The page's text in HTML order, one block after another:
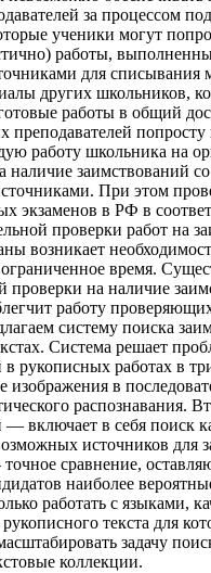
за процессом
ученики могут
работы,
для списывания
других школьников,
работы в общий
попросту
работу школьника на
наличие заимствований
При этом
экзаменов в РФ в
проверки работ на
возникает
ограниченное время.
проверки на наличие
работу
систему поиска
Система решает
в рукописных работах в
изображения в
распознавания.
— включает в себя поиск
источников для
сравнение,
наиболее
работать с языками,
текста для
задачу
коллекции.